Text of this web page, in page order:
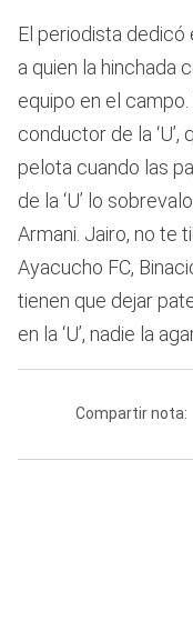
El periodista dedicó
a quien la hinchada
equipo en el
conductor de la
pelota cuando las
de la ‘U’ lo
Armani. Jairo, no te
Ayacucho FC,
tienen que dejar
en la ‘U’, nadie la
Compartir nota: